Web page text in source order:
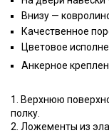
Внизу —
Качественное
Цветовое
Анкерное
1. Верхнюю
полку.
2. Ложементы из